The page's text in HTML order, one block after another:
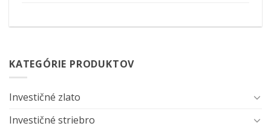
KATEGÓRIE PRODUKTOV
Investičné zlato
Investičné striebro